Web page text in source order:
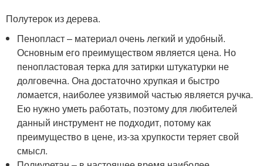
Полутерок из дерева.
Пенопласт – материал очень легкий и удобный.
Основным его преимуществом является цена. Но
пенопластовая терка для затирки штукатурки не
долговечна. Она достаточно хрупкая и быстро
ломается, наиболее уязвимой частью является ручка.
Ею нужно уметь работать, поэтому для любителей
данный инструмент не подходит, потому как
преимущество в цене, из-за хрупкости теряет свой
смысл.